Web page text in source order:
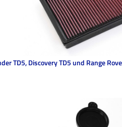
TD5, Discovery TD5 und Range